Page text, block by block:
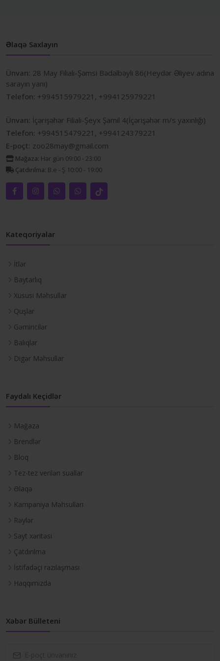
Əlaqə Saxlayın
Ünvan: 28 May Filialı-Şəmsi Bədəlbəyli 86(Heydər Əliyev adına
sarayın yanı)
Telefon: +994515979221, +994125979221
Ünvan: İçərişəhər Filialı-Şeyx Şamil 4(İçərişəhər m/s yaxınlığı)
Telefon: +994515479221, +994124379221
E-poçt: zoo28may@gmail.com
Mağaza: Hər gün 09:00 - 23:00
Çatdırılma: B.e - Ş 10:00 - 19:00
Kateqoriyalar
İtlər
Baytarlıq
Xüsusi Məhsullar
Quşlar
Gəmiricilər
Balıqlar
Digər Məhsullar
Faydalı Keçidlər
Mağaza
Brendlər
Bloq
Tez-tez verilən suallar
Əlaqə
Kampaniya Məhsulları
Rəylər
Sayt xəritəsi
Çatdırılma
İstifadəçi razılaşması
Haqqımızda
Xəbər Bülleteni